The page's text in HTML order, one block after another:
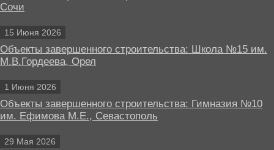
Сочи
15 Июня 2026
Объекты завершенного строительства: Школа №15 им.
М.В.Гордеева, Орел
1 Июня 2026
Объекты завершенного строительства: Гимназия №10
им. Ефимова М.Е., Севастополь
29 Мая 2026